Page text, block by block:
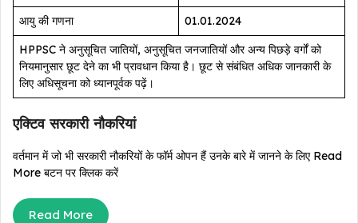
आयु की गणना
01.01.2024
HPPSC ने अनुसूचित जातियों, अनुसूचित जनजातियों और अन्य पिछड़े वर्गों को
नियमानुसार छूट देने का भी प्रावधान किया है। छूट से संबंधित अधिक जानकारी के
लिए अधिसूचना को ध्यानपूर्वक पढ़ें।
एक्टिव सरकारी नौकरियां
वर्तमान में जो भी सरकारी नौकरियों के फॉर्म ओपन हैं उनके बारे में जानने के लिए Read
More बटन पर क्लिक करें
Read More